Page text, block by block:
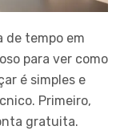
de tempo em
para ver como
é simples e
Primeiro,
gratuita.